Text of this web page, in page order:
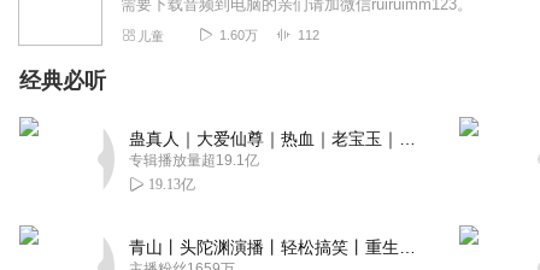
需要下载音频到电脑的亲们请加微信ruiruimm123。
儿童 1.60万 112
经典必听
专辑播放量超19.1亿
19.13亿